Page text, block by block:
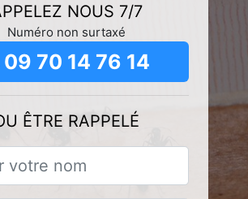
NOUS 7/7
Numéro non surtaxé
09 70 14 76 14
ÊTRE RAPPELÉ